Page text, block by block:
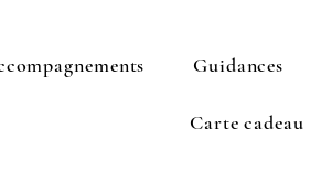
Guidances
Carte cadeau